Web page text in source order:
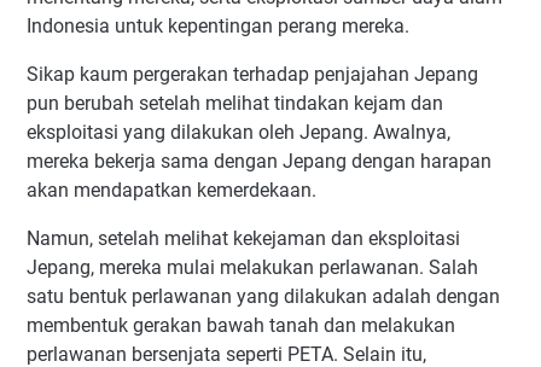
Indonesia untuk kepentingan perang mereka.
Sikap kaum pergerakan terhadap penjajahan Jepang
pun berubah setelah melihat tindakan kejam dan
eksploitasi yang dilakukan oleh Jepang. Awalnya,
mereka bekerja sama dengan Jepang dengan harapan
akan mendapatkan kemerdekaan.
Namun, setelah melihat kekejaman dan eksploitasi
Jepang, mereka mulai melakukan perlawanan. Salah
satu bentuk perlawanan yang dilakukan adalah dengan
membentuk gerakan bawah tanah dan melakukan
perlawanan bersenjata seperti PETA. Selain itu,